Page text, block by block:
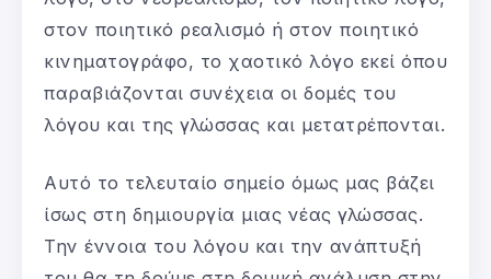
στον ποιητικό ρεαλισμό ή στον ποιητικό
κινηματογράφο, το χαοτικό λόγο εκεί όπου
παραβιάζονται συνέχεια οι δομές του
λόγου και της γλώσσας και μετατρέπονται.
Αυτό το τελευταίο σημείο όμως μας βάζει
ίσως στη δημιουργία μιας νέας γλώσσας.
Την έννοια του λόγου και την ανάπτυξή